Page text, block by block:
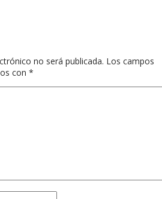
no será publicada. Los campos
con *